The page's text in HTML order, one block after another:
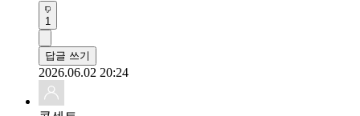
1
답글 쓰기
2026.06.02 20:24